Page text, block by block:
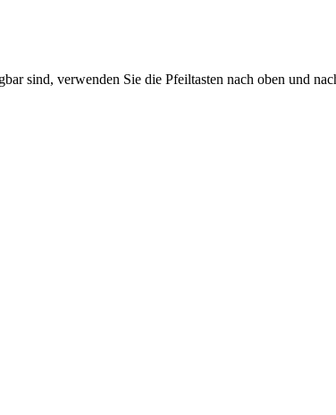
sind, verwenden Sie die Pfeiltasten nach oben und